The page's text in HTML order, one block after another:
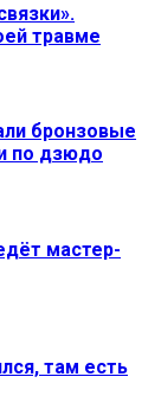
травме
бронзовые
по дзюдо
мастер-
там есть